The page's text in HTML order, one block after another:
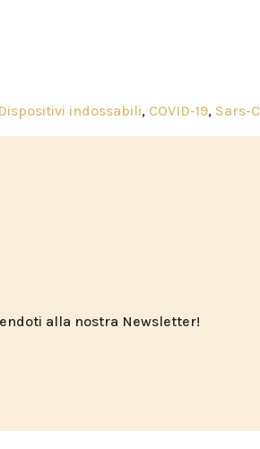
Dispositivi indossabili, COVID-19, Sars-
alla nostra Newsletter!